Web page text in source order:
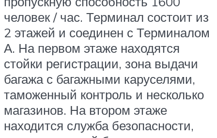
человек / час. Терминал состоит из
2 этажей и соединен с Терминалом
А. На первом этаже находятся
стойки регистрации, зона выдачи
багажа с багажными каруселями,
таможенный контроль и несколько
магазинов. На втором этаже
находится служба безопасности,